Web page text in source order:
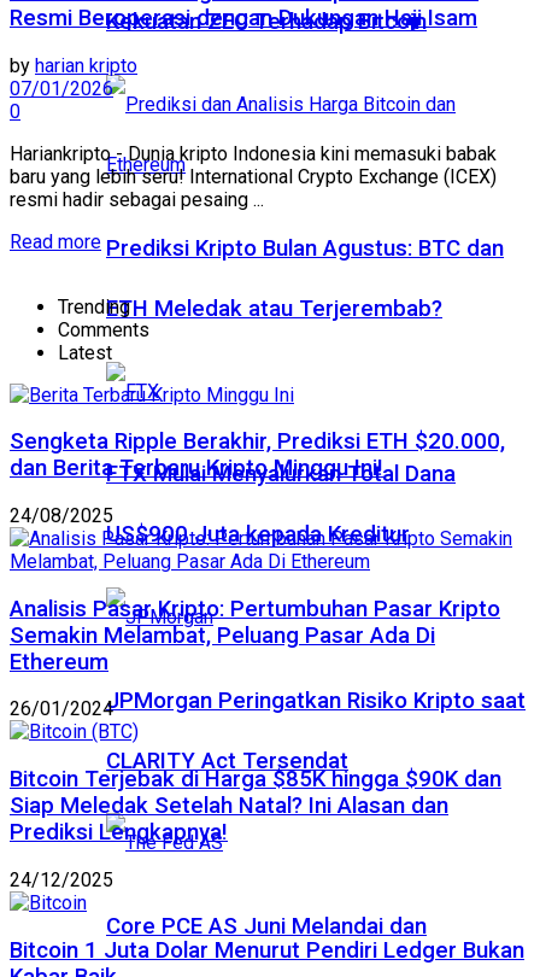
Kekuatan ZEC Terhadap Bitcoin
Prediksi Kripto Bulan Agustus: BTC dan
ETH Meledak atau Terjerembab?
FTX Mulai Menyalurkan Total Dana
US$900 Juta kepada Kreditur
JPMorgan Peringatkan Risiko Kripto saat
CLARITY Act Tersendat
Core PCE AS Juni Melandai dan
Resmi Beroperasi dengan Dukungan Haji Isam
by harian kripto
07/01/2026
0
Hariankripto - Dunia kripto Indonesia kini memasuki babak
baru yang lebih seru! International Crypto Exchange (ICEX)
resmi hadir sebagai pesaing ...
Read more
Trending
Comments
Latest
Sengketa Ripple Berakhir, Prediksi ETH $20.000,
dan Berita Terbaru Kripto Minggu Ini!
24/08/2025
Analisis Pasar Kripto: Pertumbuhan Pasar Kripto
Semakin Melambat, Peluang Pasar Ada Di
Ethereum
26/01/2024
Bitcoin Terjebak di Harga $85K hingga $90K dan
Siap Meledak Setelah Natal? Ini Alasan dan
Prediksi Lengkapnya!
24/12/2025
Bitcoin 1 Juta Dolar Menurut Pendiri Ledger Bukan